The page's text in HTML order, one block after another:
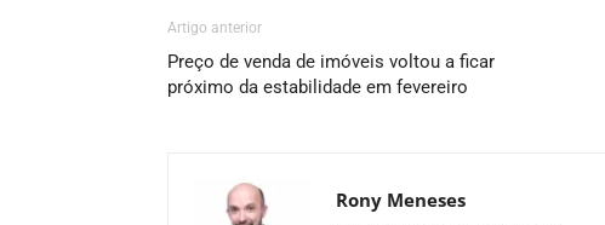
Artigo anterior
Preço de venda de imóveis voltou a ficar
próximo da estabilidade em fevereiro
Rony Meneses